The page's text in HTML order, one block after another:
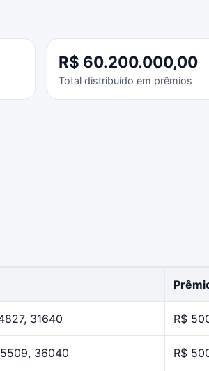
R$ 60.200.000,00
Total distribuído em prêmios
31640 R$
36040 R$